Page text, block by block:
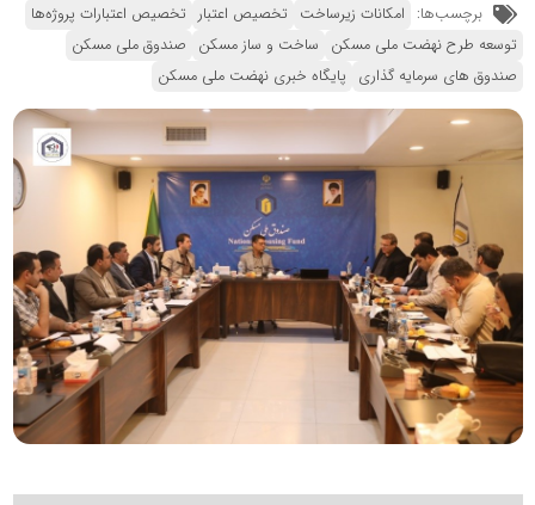
برچسب‌ها: امکانات زیرساخت تخصیص اعتبار تخصیص اعتبارات پروژه‌ها
توسعه طرح نهضت ملی مسکن ساخت و ساز مسکن صندوق ملی مسکن
صندوق های سرمایه گذاری پایگاه خبری نهضت ملی مسکن